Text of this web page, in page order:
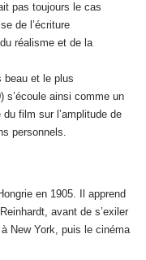
pas toujours le cas
de l’écriture
réalisme et de la
beau et le plus
s’écoule ainsi comme un
film sur l’amplitude de
personnels.
en 1905. Il apprend
avant de s’exiler
New York, puis le cinéma